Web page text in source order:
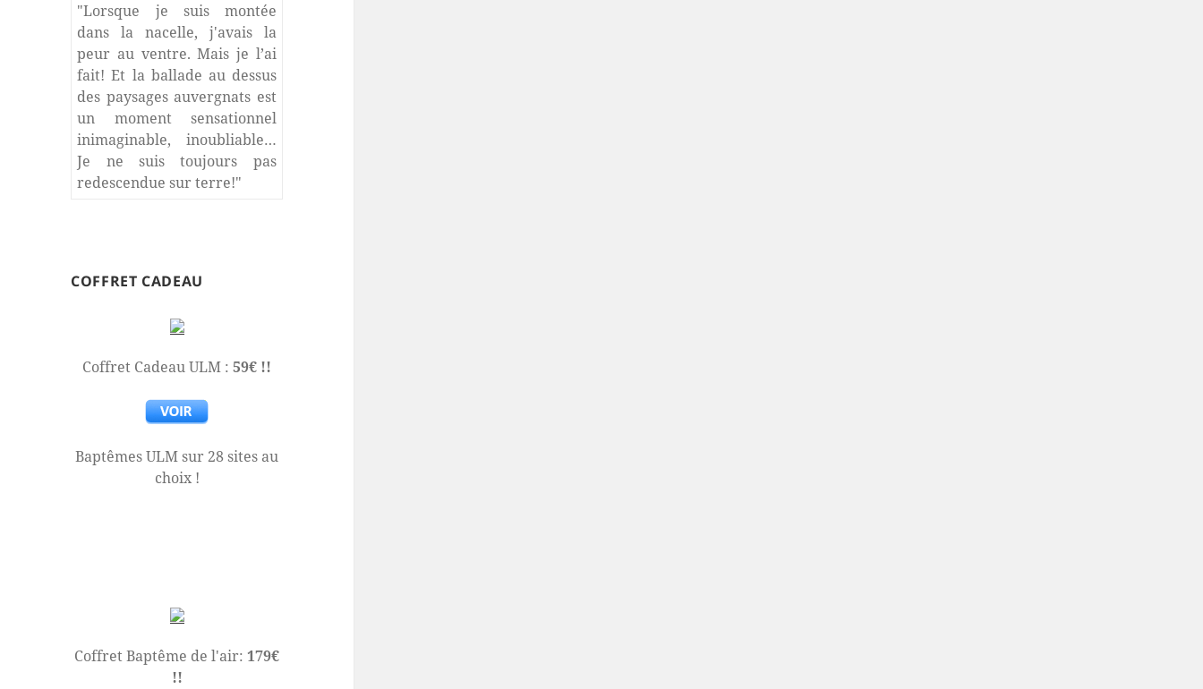
"Lorsque je suis montée
dans la nacelle, j'avais la
peur au ventre. Mais je l’ai
fait! Et la ballade au dessus
des paysages auvergnats est
un moment sensationnel
inimaginable, inoubliable…
Je ne suis toujours pas
redescendue sur terre!"
COFFRET CADEAU
Coffret Cadeau ULM :59€ !!
Baptêmes ULM sur 28 sites au
choix !
Coffret Baptême de l'air: 179€
!!